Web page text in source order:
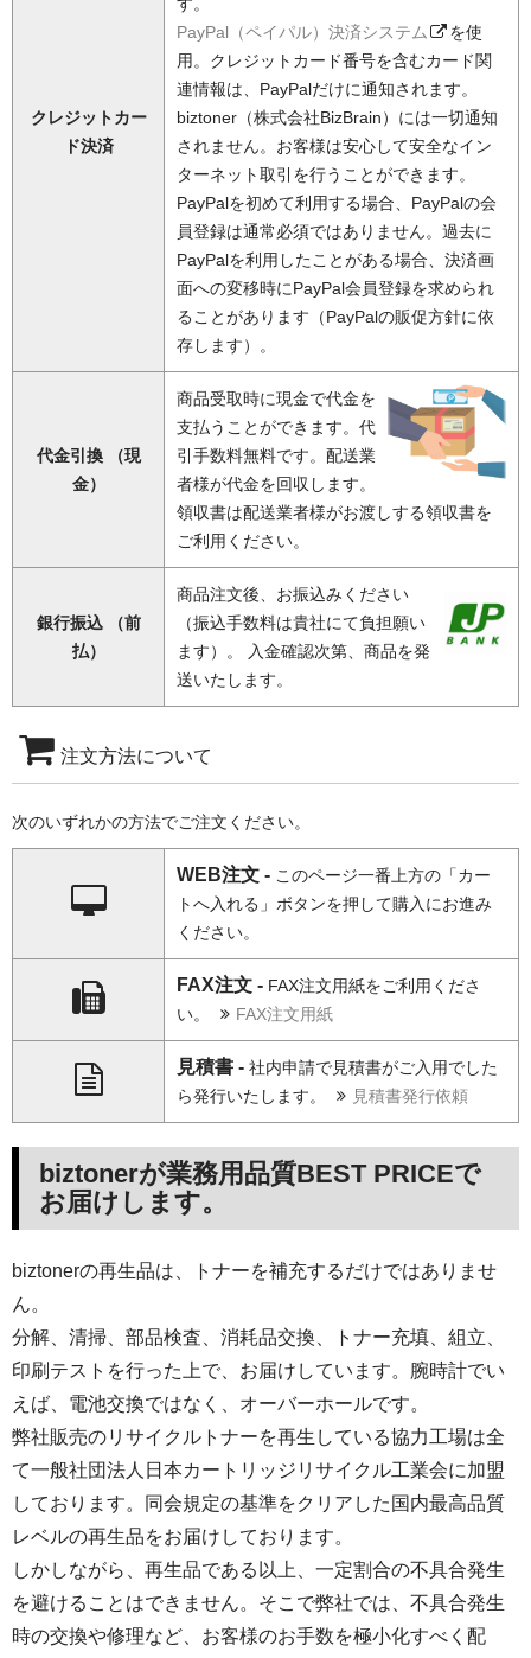
クレジットカー
ド決済
す。
PayPal（ペイパル）決済システム
を使
用。クレジットカード番号を含むカード関
連情報は、PayPalだけに通知されます。
biztoner（株式会社BizBrain）には一切通知
されません。お客様は安心して安全なイン
ターネット取引を行うことができます。
PayPalを初めて利用する場合、PayPalの会
員登録は通常必須ではありません。過去に
PayPalを利用したことがある場合、決済画
面への変移時にPayPal会員登録を求められ
ることがあります（PayPalの販促方針に依
存します）。
代金引換 （現
金）
商品受取時に現金で代金を
支払うことができます。代
引手数料無料です。配送業
者様が代金を回収します。
領収書は配送業者様がお渡しする領収書を
ご利用ください。
銀行振込 （前
払）
商品注文後、お振込みください
（振込手数料は貴社にて負担願い
ます）。 入金確認次第、商品を発
送いたします。
注文方法について
次のいずれかの方法でご注文ください。
WEB注文 - このページ一番上方の「カー
トへ入れる」ボタンを押して購入にお進み
ください。
FAX注文 - FAX注文用紙をご利用くださ
い。
FAX注文用紙
見積書 - 社内申請で見積書がご入用でした
ら発行いたします。
見積書発行依頼
biztonerが業務用品質BEST PRICEで
お届けします。
biztonerの再生品は、トナーを補充するだけではありませ
ん。
分解、清掃、部品検査、消耗品交換、トナー充填、組立、
印刷テストを行った上で、お届けしています。腕時計でい
えば、電池交換ではなく、オーバーホールです。
弊社販売のリサイクルトナーを再生している協力工場は全
て一般社団法人日本カートリッジリサイクル工業会に加盟
しております。同会規定の基準をクリアした国内最高品質
レベルの再生品をお届けしております。
しかしながら、再生品である以上、一定割合の不具合発生
を避けることはできません。そこで弊社では、不具合発生
時の交換や修理など、お客様のお手数を極小化すべく配